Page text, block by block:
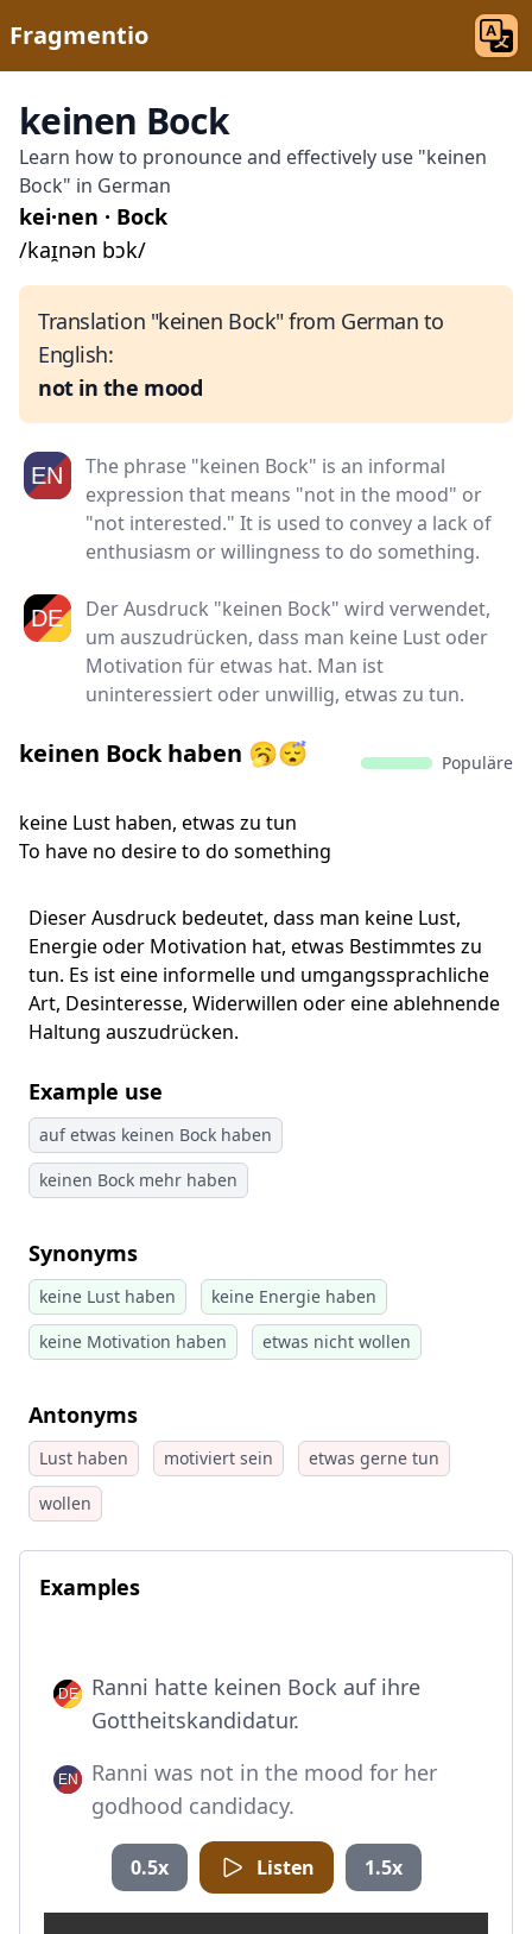
Fragmentio
keinen Bock
Learn how to pronounce and effectively use "keinen
Bock" in German
kei·nen · Bock
/kaɪ̯nən bɔk/
Translation "keinen Bock" from German to
English:
not in the mood
The phrase "keinen Bock" is an informal
expression that means "not in the mood" or
"not interested." It is used to convey a lack of
enthusiasm or willingness to do something.
Der Ausdruck "keinen Bock" wird verwendet,
um auszudrücken, dass man keine Lust oder
Motivation für etwas hat. Man ist
uninteressiert oder unwillig, etwas zu tun.
keinen Bock haben 🥱😴 Populäre
keine Lust haben, etwas zu tun
To have no desire to do something
Dieser Ausdruck bedeutet, dass man keine Lust,
Energie oder Motivation hat, etwas Bestimmtes zu
tun. Es ist eine informelle und umgangssprachliche
Art, Desinteresse, Widerwillen oder eine ablehnende
Haltung auszudrücken.
Example use
auf etwas keinen Bock haben
keinen Bock mehr haben
Synonyms
keine Lust haben
keine Energie haben
keine Motivation haben
etwas nicht wollen
Antonyms
Lust haben motiviert sein
etwas gerne tun
wollen
Examples
Ranni hatte keinen Bock auf ihre
Gottheitskandidatur.
Ranni was not in the mood for her
godhood candidacy.
0.5x Listen 1.5x